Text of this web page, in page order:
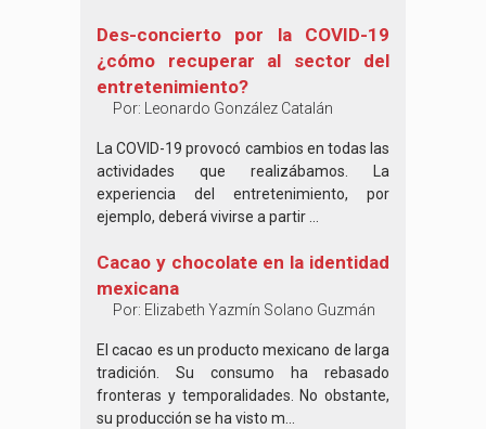
Des-concierto por la COVID-19
¿cómo recuperar al sector del
entretenimiento?
Por: Leonardo González Catalán
La COVID-19 provocó cambios en todas las
actividades que realizábamos. La
experiencia del entretenimiento, por
ejemplo, deberá vivirse a partir ...
Cacao y chocolate en la identidad
mexicana
Por: Elizabeth Yazmín Solano Guzmán
El cacao es un producto mexicano de larga
tradición. Su consumo ha rebasado
fronteras y temporalidades. No obstante,
su producción se ha visto m...